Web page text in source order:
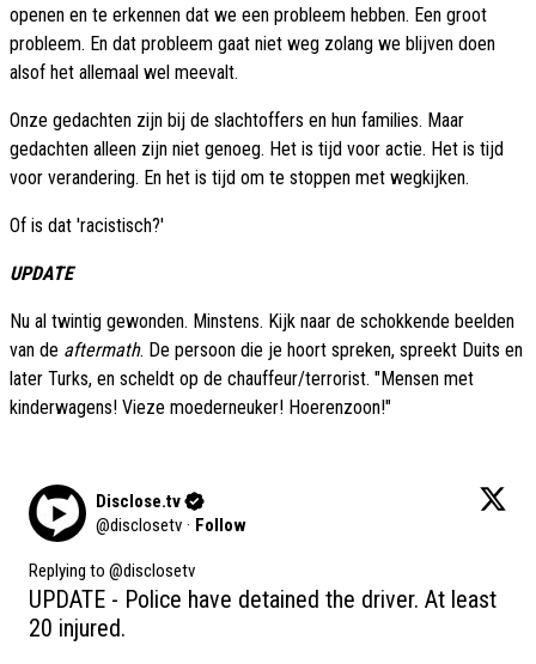
openen en te erkennen dat we een probleem hebben. Een groot
probleem. En dat probleem gaat niet weg zolang we blijven doen
alsof het allemaal wel meevalt.
Onze gedachten zijn bij de slachtoffers en hun families. Maar
gedachten alleen zijn niet genoeg. Het is tijd voor actie. Het is tijd
voor verandering. En het is tijd om te stoppen met wegkijken.
Of is dat 'racistisch?'
UPDATE
Nu al twintig gewonden. Minstens. Kijk naar de schokkende beelden
van de aftermath. De persoon die je hoort spreken, spreekt Duits en
later Turks, en scheldt op de chauffeur/terrorist. "Mensen met
kinderwagens! Vieze moederneuker! Hoerenzoon!"
Disclose.tv
@disclosetv · Follow
Replying to @disclosetv
UPDATE - Police have detained the driver. At least
20 injured.